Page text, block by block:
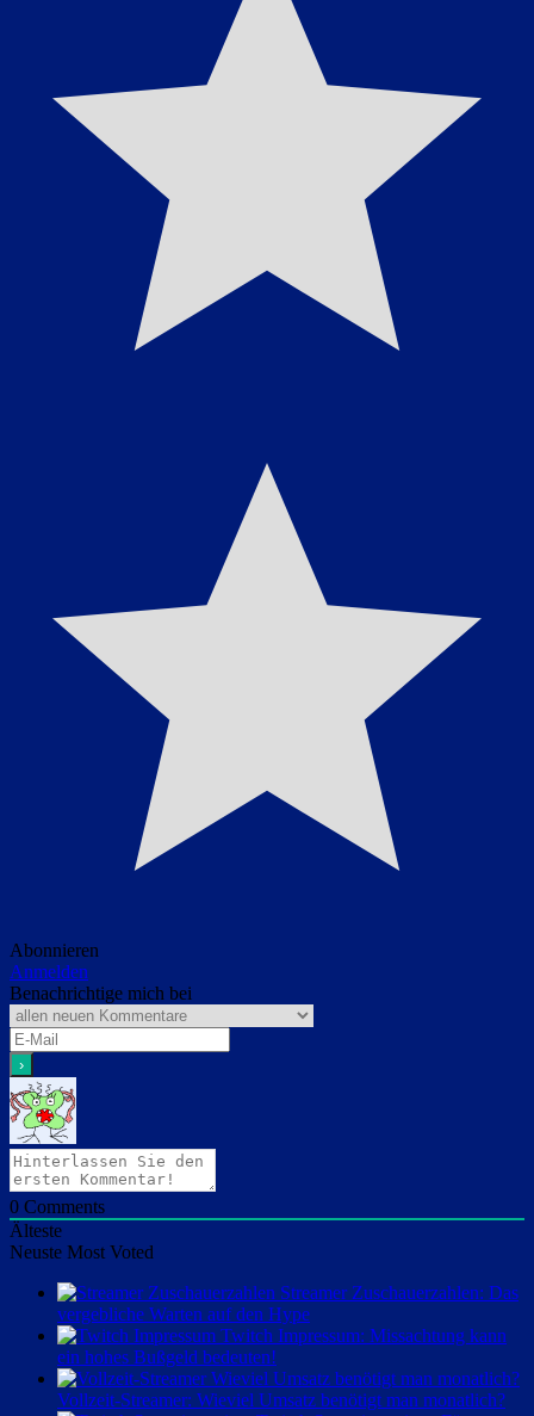
Abonnieren
Anmelden
Benachrichtige mich bei
0 Comments
Älteste
Neuste Most Voted
Streamer Zuschauerzahlen: Das
vergebliche Warten auf den Hype
Twitch Impressum: Missachtung kann
ein hohes Bußgeld bedeuten!
Vollzeit-Streamer: Wieviel Umsatz benötigt man monatlich?